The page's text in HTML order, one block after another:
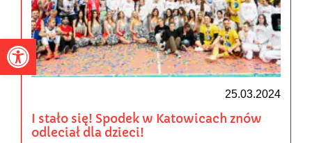
Otwórz pasek narzędzi
25.03.2024
I stało się! Spodek w Katowicach znów
odleciał dla dzieci!